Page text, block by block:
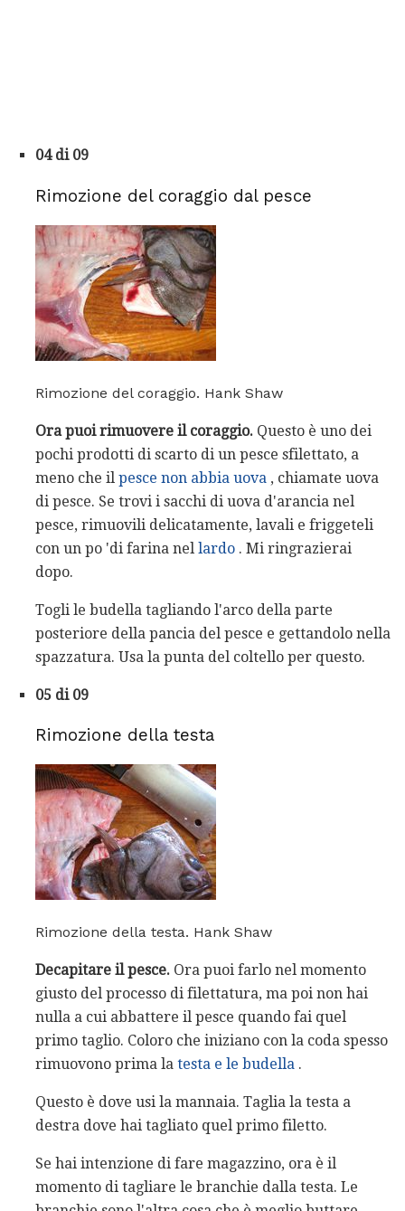
04 di 09
Rimozione del coraggio dal pesce
Rimozione del coraggio. Hank Shaw
Ora puoi rimuovere il coraggio. Questo è uno dei
pochi prodotti di scarto di un pesce sfilettato, a
meno che il pesce non abbia uova , chiamate uova
di pesce. Se trovi i sacchi di uova d'arancia nel
pesce, rimuovili delicatamente, lavali e friggeteli
con un po 'di farina nel lardo . Mi ringrazierai
dopo.
Togli le budella tagliando l'arco della parte
posteriore della pancia del pesce e gettandolo nella
spazzatura. Usa la punta del coltello per questo.
05 di 09
Rimozione della testa
Rimozione della testa. Hank Shaw
Decapitare il pesce. Ora puoi farlo nel momento
giusto del processo di filettatura, ma poi non hai
nulla a cui abbattere il pesce quando fai quel
primo taglio. Coloro che iniziano con la coda spesso
rimuovono prima la testa e le budella .
Questo è dove usi la mannaia. Taglia la testa a
destra dove hai tagliato quel primo filetto.
Se hai intenzione di fare magazzino, ora è il
momento di tagliare le branchie dalla testa. Le